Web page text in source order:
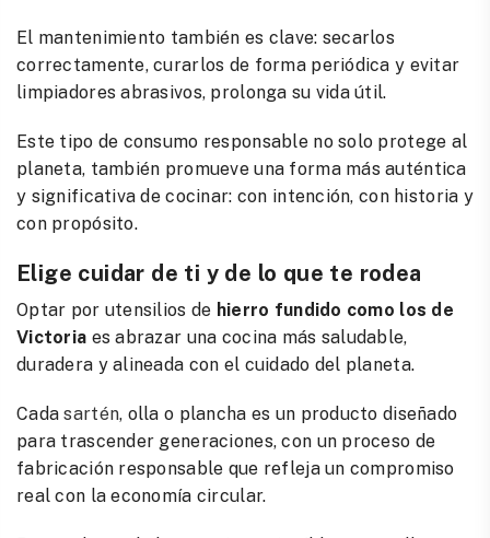
El mantenimiento también es clave: secarlos
correctamente, curarlos de forma periódica y evitar
limpiadores abrasivos, prolonga su vida útil.
Este tipo de consumo responsable no solo protege al
planeta, también promueve una forma más auténtica
y significativa de cocinar: con intención, con historia y
con propósito.
Elige cuidar de ti y de lo que te rodea
Optar por utensilios de hierro fundido como los de
Victoria es abrazar una cocina más saludable,
duradera y alineada con el cuidado del planeta.
Cada sartén, olla o plancha es un producto diseñado
para trascender generaciones, con un proceso de
fabricación responsable que refleja un compromiso
real con la economía circular.